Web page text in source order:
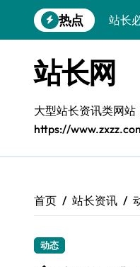
到
热点
站长
VR开
科技
iOS
站长网
大型站长资讯类网站
https://
首页 站长资讯
动态